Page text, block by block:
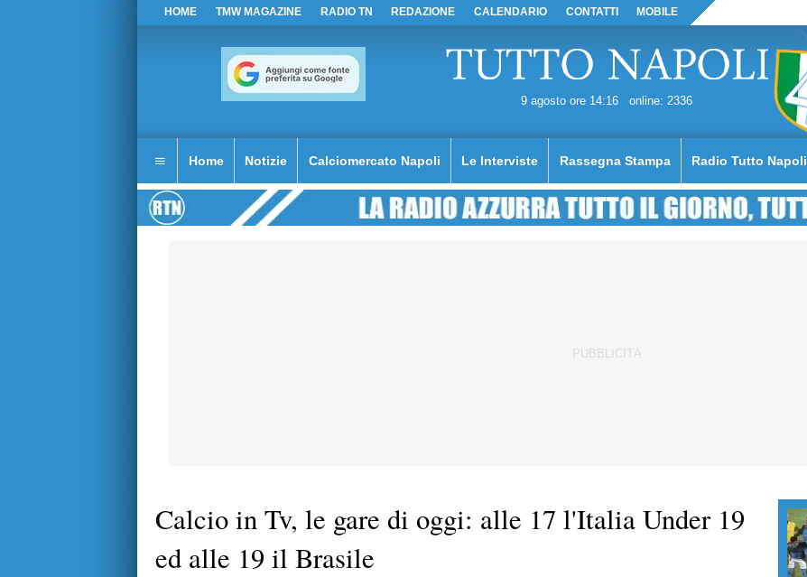
HOME TMW MAGAZINE RADIO TN REDAZIONE CALENDARIO CONTATTI MOBILE
9 agosto ore 14:16 online: 2336
Home Notizie Calciomercato Napoli Le Interviste Rassegna Stampa Radio Tutto Napoli
Calcio in Tv, le gare di oggi: alle 17 l'Italia Under 19
ed alle 19 il Brasile